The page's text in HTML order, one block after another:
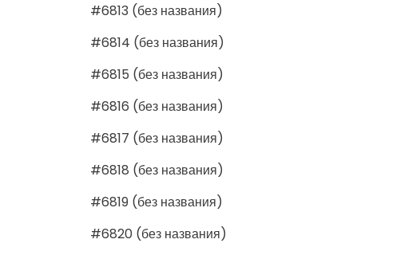
#6813 (без названия)
#6814 (без названия)
#6815 (без названия)
#6816 (без названия)
#6817 (без названия)
#6818 (без названия)
#6819 (без названия)
#6820 (без названия)